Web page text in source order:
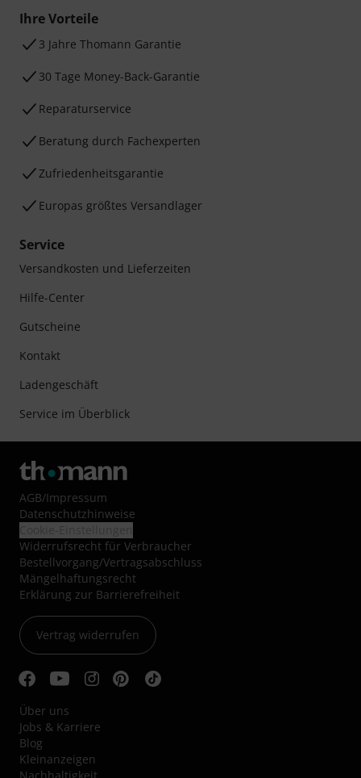
Ihre Vorteile
3 Jahre Thomann Garantie
30 Tage Money-Back-Garantie
Reparaturservice
Beratung durch Fachexperten
Zufriedenheitsgarantie
Europas größtes Versandlager
Service
Versandkosten und Lieferzeiten
Hilfe-Center
Gutscheine
Kontakt
Ladengeschäft
Service im Überblick
AGB/Impressum
Datenschutzhinweise
Widerrufsrecht für Verbraucher
Bestellvorgang/Vertragsabschluss
Mängelhaftungsrecht
Erklärung zur Barrierefreiheit
Vertrag widerrufen
Über uns
Jobs & Karriere
Blog
Kleinanzeigen